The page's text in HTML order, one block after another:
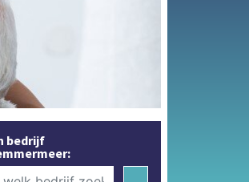
bedrijf